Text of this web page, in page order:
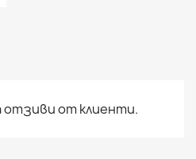
отзиви от клиенти.